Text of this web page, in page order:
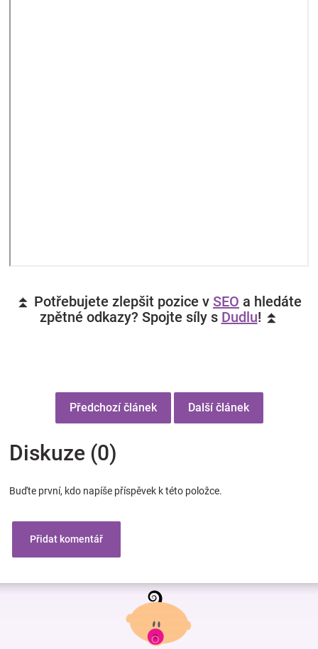
⏫ Potřebujete zlepšit pozice v SEO a hledáte
zpětné odkazy? Spojte síly s Dudlu! ⏫
Předchozí článek Další článek
Diskuze (0)
Buďte první, kdo napíše příspěvek k této položce.
Přidat komentář
Z